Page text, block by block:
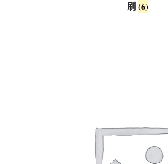
刷(6)